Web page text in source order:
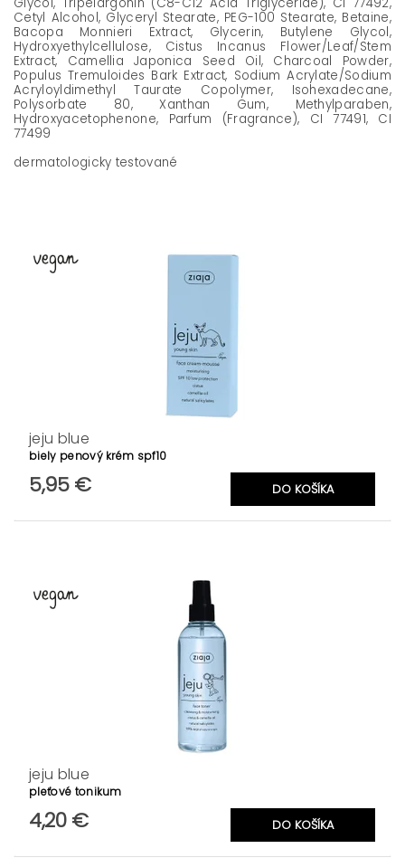
Cetyl Alcohol, Glyceryl Stearate, PEG-100 Stearate, Betaine,
Bacopa Monnieri Extract, Glycerin, Butylene Glycol,
Hydroxyethylcellulose, Cistus Incanus Flower/Leaf/Stem
Extract, Camellia Japonica Seed Oil, Charcoal Powder,
Populus Tremuloides Bark Extract, Sodium Acrylate/Sodium
Acryloyldimethyl Taurate Copolymer, Isohexadecane,
Polysorbate 80, Xanthan Gum, Methylparaben,
Hydroxyacetophenone, Parfum (Fragrance), CI 77491, CI
77499
dermatologicky testované
jeju blue
biely penový krém spf10
5,95 €
jeju blue
pleťové tonikum
4,20 €